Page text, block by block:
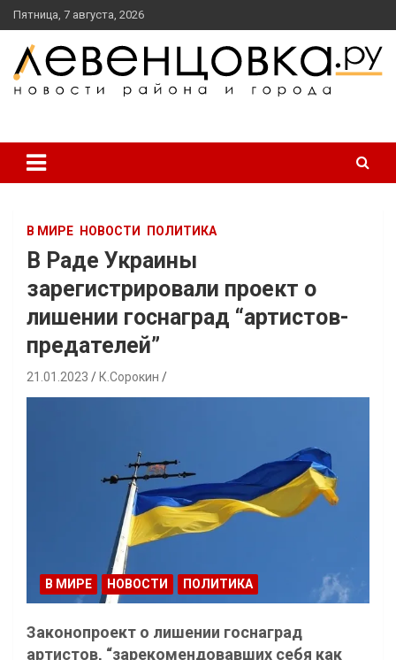
перейти
к
содержанию
Пятница, 7 августа, 2026
В МИРЕ НОВОСТИ ПОЛИТИКА
В Раде Украины
зарегистрировали проект о
лишении госнаград “артистов-
предателей”
21.01.2023 К.Сорокин
В МИРЕ НОВОСТИ ПОЛИТИКА
Законопроект о лишении госнаград
артистов, “зарекомендовавших себя как